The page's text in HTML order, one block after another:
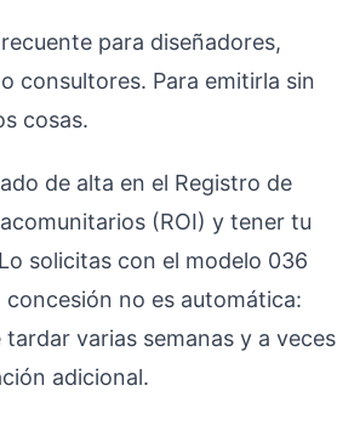
para diseñadores,
consultores. Para emitirla sin
cosas.
de alta en el Registro de
(ROI) y tener tu
solicitas con el modelo 036
concesión no es automática:
tardar varias semanas y a veces
adicional.